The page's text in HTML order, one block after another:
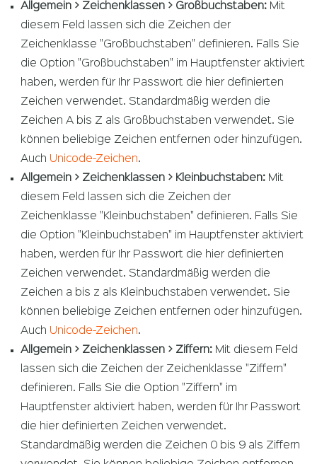
Allgemein > Zeichenklassen > Großbuchstaben: Mit
diesem Feld lassen sich die Zeichen der
Zeichenklasse "Großbuchstaben" definieren. Falls Sie
die Option "Großbuchstaben" im Hauptfenster aktiviert
haben, werden für Ihr Passwort die hier definierten
Zeichen verwendet. Standardmäßig werden die
Zeichen A bis Z als Großbuchstaben verwendet. Sie
können beliebige Zeichen entfernen oder hinzufügen.
Auch Unicode-Zeichen.
Allgemein > Zeichenklassen > Kleinbuchstaben: Mit
diesem Feld lassen sich die Zeichen der
Zeichenklasse "Kleinbuchstaben" definieren. Falls Sie
die Option "Kleinbuchstaben" im Hauptfenster aktiviert
haben, werden für Ihr Passwort die hier definierten
Zeichen verwendet. Standardmäßig werden die
Zeichen a bis z als Kleinbuchstaben verwendet. Sie
können beliebige Zeichen entfernen oder hinzufügen.
Auch Unicode-Zeichen.
Allgemein > Zeichenklassen > Ziffern: Mit diesem Feld
lassen sich die Zeichen der Zeichenklasse "Ziffern"
definieren. Falls Sie die Option "Ziffern" im
Hauptfenster aktiviert haben, werden für Ihr Passwort
die hier definierten Zeichen verwendet.
Standardmäßig werden die Zeichen 0 bis 9 als Ziffern